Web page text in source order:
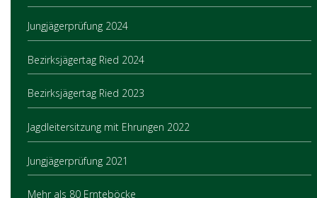
Jungjägerprüfung 2024
Bezirksjägertag Ried 2024
Bezirksjägertag Ried 2023
Jagdleitersitzung mit Ehrungen 2022
Jungjägerprüfung 2021
Mehr als 80 Ernteböcke